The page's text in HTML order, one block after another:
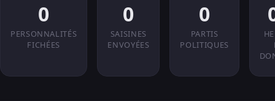
0
PERSONNALITÉS
FICHÉES
0
SAISINES
ENVOYÉES
0
PARTIS
POLITIQUES